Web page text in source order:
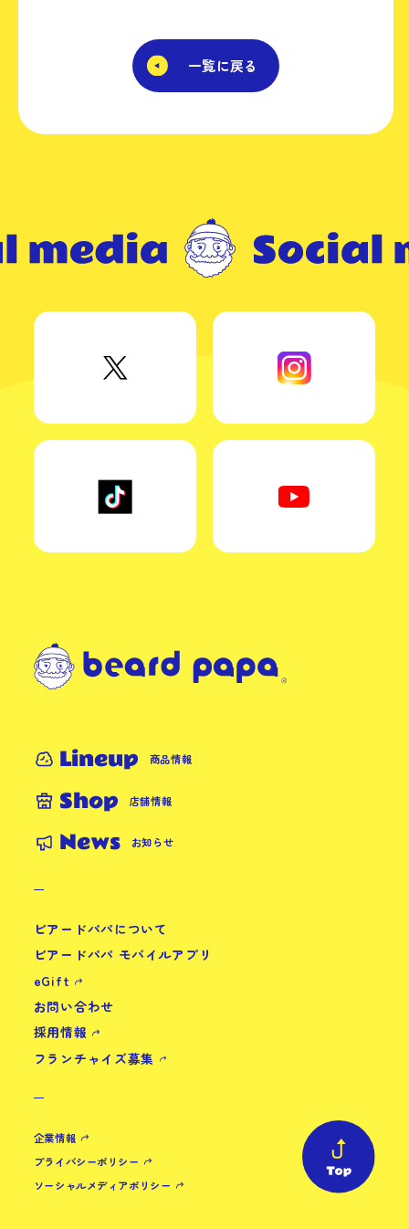
一覧に戻る
Lineup 商品情報
Shop 店舗情報
News お知らせ
ビアードパパについて
ビアードパパ モバイルアプリ
eGift
お問い合わせ
採用情報
フランチャイズ募集
企業情報
プライバシーポリシー
ソーシャルメディアポリシー